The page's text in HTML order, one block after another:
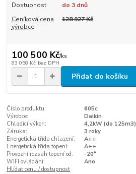
Dostupnost
do 3 dnů
Ceníková cena
výrobce
128 927 Kč
100 500 Kč/ks
83 058 Kč bez DPH
Přidat do košíku
Číslo produktu:
605c
Výrobce:
Daikin
Chladící výkon:
4,2kW (do 125m3)
Záruka:
3 roky
Energetická třída chlazení:
A++
Energetická třída topení:
A++
Provozní rozsah topení od:
-20°
WIFI ovládání:
Ano
Hlídat cenu / dostupnost